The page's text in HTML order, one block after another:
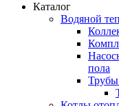
Каталог
Водяной
пола
Трубы